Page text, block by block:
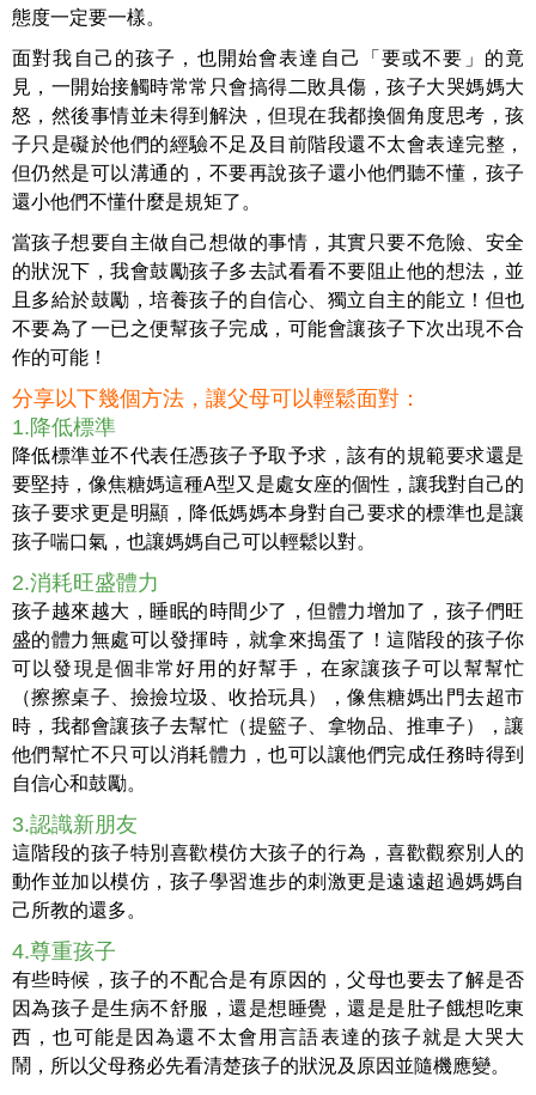
態度一定要一樣。
面對我自己的孩子，也開始會表達自己「要或不要」的竟
見，一開始接觸時常常只會搞得二敗具傷，孩子大哭媽媽大
怒，然後事情並未得到解決，但現在我都換個角度思考，孩
子只是礙於他們的經驗不足及目前階段還不太會表達完整，
但仍然是可以溝通的，不要再說孩子還小他們聽不懂，孩子
還小他們不懂什麼是規矩了。
當孩子想要自主做自己想做的事情，其實只要不危險、安全
的狀況下，我會鼓勵孩子多去試看看不要阻止他的想法，並
且多給於鼓勵，培養孩子的自信心、獨立自主的能立！但也
不要為了一已之便幫孩子完成，可能會讓孩子下次出現不合
作的可能！
分享以下幾個方法，讓父母可以輕鬆面對：
1.降低標準
降低標準並不代表任憑孩子予取予求，該有的規範要求還是
要堅持，像焦糖媽這種A型又是處女座的個性，讓我對自己的
孩子要求更是明顯，降低媽媽本身對自己要求的標準也是讓
孩子喘口氣，也讓媽媽自己可以輕鬆以對。
2.消耗旺盛體力
孩子越來越大，睡眠的時間少了，但體力增加了，孩子們旺
盛的體力無處可以發揮時，就拿來搗蛋了！這階段的孩子你
可以發現是個非常好用的好幫手，在家讓孩子可以幫幫忙
（擦擦桌子、撿撿垃圾、收拾玩具），像焦糖媽出門去超市
時，我都會讓孩子去幫忙（提籃子、拿物品、推車子），讓
他們幫忙不只可以消耗體力，也可以讓他們完成任務時得到
自信心和鼓勵。
3.認識新朋友
這階段的孩子特別喜歡模仿大孩子的行為，喜歡觀察別人的
動作並加以模仿，孩子學習進步的刺激更是遠遠超過媽媽自
己所教的還多。
4.尊重孩子
有些時候，孩子的不配合是有原因的，父母也要去了解是否
因為孩子是生病不舒服，還是想睡覺，還是是肚子餓想吃東
西，也可能是因為還不太會用言語表達的孩子就是大哭大
鬧，所以父母務必先看清楚孩子的狀況及原因並隨機應變。